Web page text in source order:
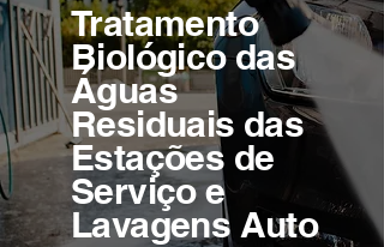
Tratamento
Biológico das
Águas
Residuais das
Estações de
Serviço e
Lavagens Auto